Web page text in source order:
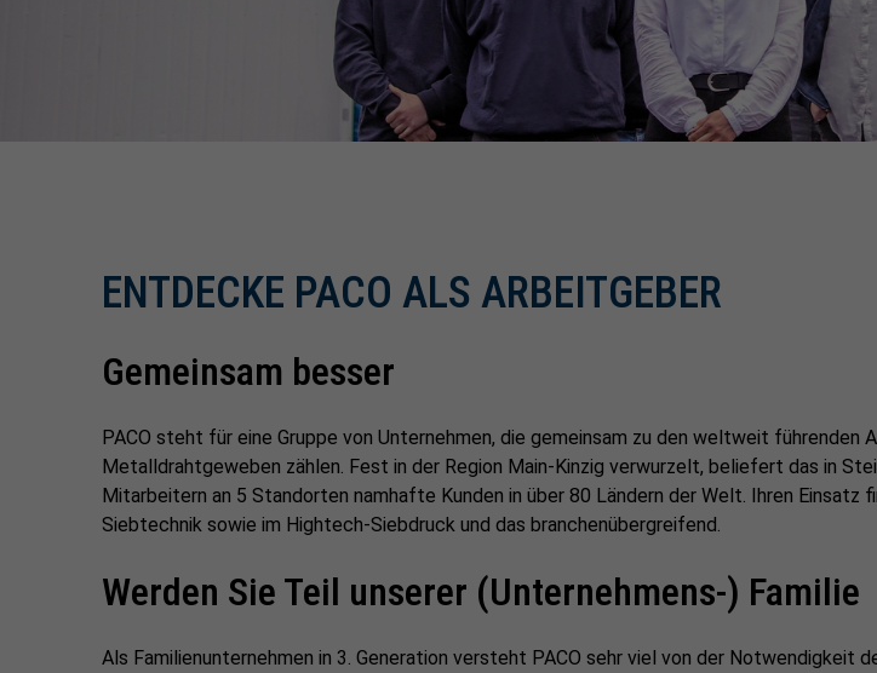
ENTDECKE PACO ALS ARBEITGEBER
Gemeinsam besser
PACO steht für eine Gruppe von Unternehmen, die gemeinsam zu den weltweit führenden
Metalldrahtgeweben zählen. Fest in der Region Main-Kinzig verwurzelt, beliefert das in
Mitarbeitern an 5 Standorten namhafte Kunden in über 80 Ländern der Welt. Ihren
Siebtechnik sowie im Hightech-Siebdruck und das branchenübergreifend.
Werden Sie Teil unserer (Unternehmens-) Familie
Als Familienunternehmen in 3. Generation versteht PACO sehr viel von der